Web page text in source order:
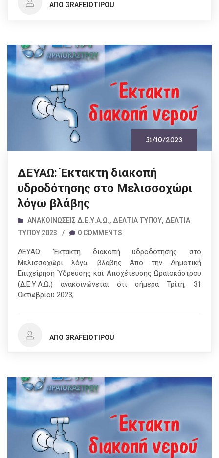
ΑΠΌ GRAFEIOTIPOU
31/10/2023
ΔΕΥΑΩ: Έκτακτη διακοπή
υδροδότησης στο Μελισσοχώρι
λόγω βλάβης
ΑΝΑΚΟΙΝΏΣΕΙΣ Δ.Ε.Υ.Α.Ω., ΔΕΛΤΊΑ ΤΎΠΟΥ, ΔΕΛΤΊΑ
ΤΎΠΟΥ 2023 / 0 COMMENTS
ΔΕΥΑΩ: Έκτακτη διακοπή υδροδότησης στο
Μελισσοχώρι λόγω βλάβης Από την Δημοτική
Επιχείρηση Ύδρευσης και Αποχέτευσης Ωραιοκάστρου
(Δ.Ε.Υ.Α.Ω.) ανακοινώνεται ότι σήμερα Τρίτη, 31
Οκτωβρίου 2023,
ΑΠΌ GRAFEIOTIPOU